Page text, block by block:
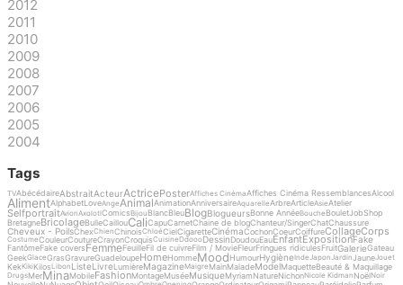
2012
2011
2010
2009
2008
2007
2006
2005
2004
Tags
TVAbécédaireAbstraitActeurActricePosterAffiches CinémaAffiches Cinéma RessemblancesAlcool
AlimentAlphabetLoveAngeAnimalAnimationAnniversaireAquarelleArbreArticleAsieAtelier
SelfportraitAvionAxolotlComicsBijou BlancBleuBlogBlogueursBonne AnnéeBouche BouletJobShop
BretagneBricolageBulleCaillouCaliCapuCarnetChaine de blogChanteur/SingerChatChaussure
Cheveux - PoilsChexChienChinoisChloéCielCigaretteCinémaCochonCoeurCoiffureCollageCorps
CostumeCouleurCoutureCrayonCroquisCuisineDdoooDessinDoudouEauEnfantExpositionFake
FantômeFake coversFemmeFeuilleFil de cuivreFilm / MovieFleurFringues ridiculesFruitGalerieGateau
GeekGlaceGrasGravureGuadeloupeHomeHommeMoodHumourHygièneIndeJaponJardinJauneJouet
KekKikiKilosLibon ListeLivreLumièreMagazineMaigre MainMaladeModelMaquetteBeauté & Maquillage
DrugsMerMinaMobileFashionMontageMuséeMusiqueMyriamNatureNichonNicole Kidman NoëlNoir